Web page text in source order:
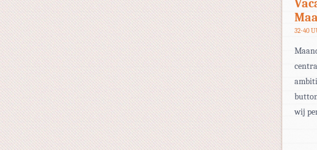
32-40
wij